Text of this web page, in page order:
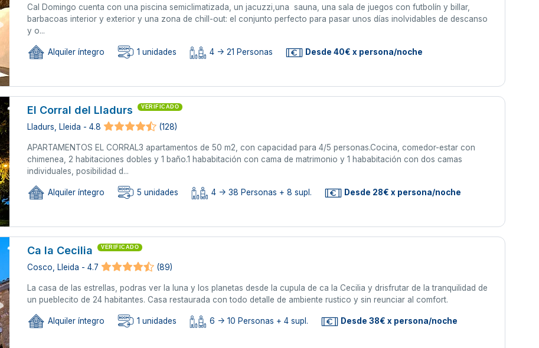
Cal Domingo cuenta con una piscina semiclimatizada, un jacuzzi,una sauna, una sala de juegos con futbolín y billar,
barbacoas interior y exterior y una zona de chill-out: el conjunto perfecto para pasar unos días inolvidables de descanso
y o...
Alquiler íntegro 1 unidades 4 -> 21 Personas Desde 40€ x persona/noche
El Corral del Lladurs VERIFICADO
Lladurs, Lleida - 4.8 (128)
APARTAMENTOS EL CORRAL3 apartamentos de 50 m2, con capacidad para 4/5 personas.Cocina, comedor-estar con
chimenea, 2 habitaciones dobles y 1 baño.1 hababitación con cama de matrimonio y 1 hababitación con dos camas
individuales, posibilidad d...
Alquiler íntegro 5 unidades 4 -> 38 Personas + 8 supl. Desde 28€ x persona/noche
Ca la Cecilia VERIFICADO
Cosco, Lleida - 4.7 (89)
La casa de las estrellas, podras ver la luna y los planetas desde la cupula de ca la Cecilia y drisfrutar de la tranquilidad de
un pueblecito de 24 habitantes. Casa restaurada con todo detalle de ambiente rustico y sin reunciar al comfort.
Alquiler íntegro 1 unidades 6 -> 10 Personas + 4 supl. Desde 38€ x persona/noche